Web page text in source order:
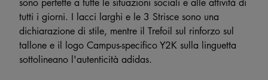
tutti i giorni. I lacci larghi e le 3 Strisce sono una
dichiarazione di stile, mentre il Trefoil sul rinforzo sul
tallone e il logo Campus-specifico Y2K sulla linguetta
sottolineano l'autenticità adidas.